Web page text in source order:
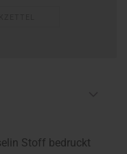
Stoff bedruckt